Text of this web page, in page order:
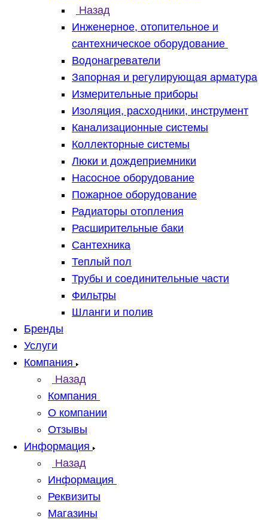
Назад
Инженерное, отопительное и
сантехническое оборудование
Водонагреватели
Запорная и регулирующая арматура
Измерительные приборы
Изоляция, расходники, инструмент
Канализационные системы
Коллекторные системы
Люки и дождеприемники
Насосное оборудование
Пожарное оборудование
Радиаторы отопления
Расширительные баки
Сантехника
Теплый пол
Трубы и соединительные части
Фильтры
Шланги и полив
Бренды
Услуги
Компания
Назад
Компания
О компании
Отзывы
Информация
Назад
Информация
Реквизиты
Магазины